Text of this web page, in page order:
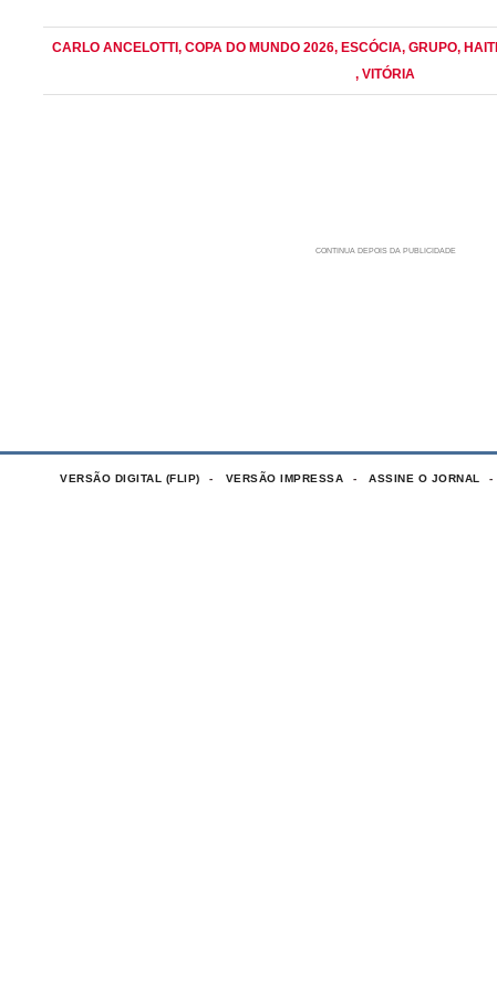
CARLO ANCELOTTI, COPA DO MUNDO 2026, ESCÓCIA, GRUPO, HAITI
, VITÓRIA
VERSÃO DIGITAL (FLIP) VERSÃO IMPRESSA ASSINE O JORNAL